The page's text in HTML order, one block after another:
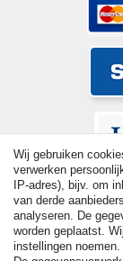
© Copyright
reserved.
Wij gebruiken
verwerken
IP-adres), bijv. om
van derde
analyseren. De
worden geplaatst.
instellingen noemen.